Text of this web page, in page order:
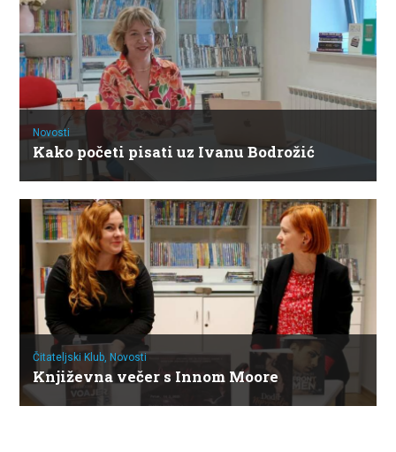
Novosti
Kako početi pisati uz Ivanu Bodrožić
Čitateljski Klub, Novosti
Književna večer s Innom Moore